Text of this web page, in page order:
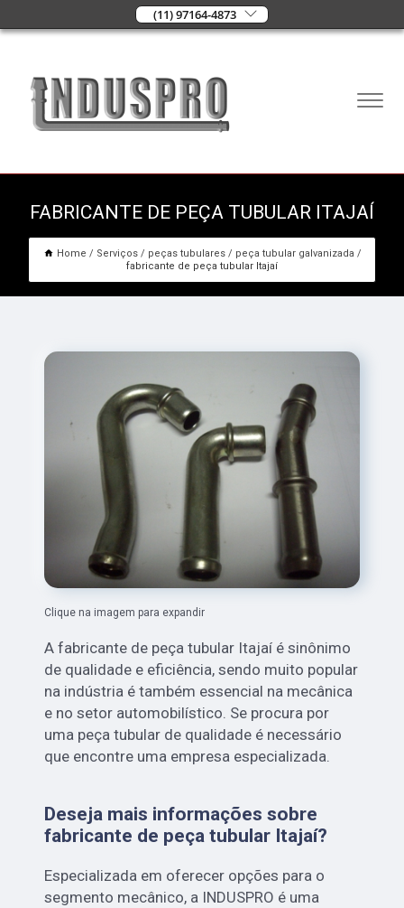
(11) 97164-4873
FABRICANTE DE PEÇA TUBULAR ITAJAÍ
Home Serviços peças tubulares
peça tubular galvanizada
fabricante de peça tubular Itajaí
Clique na imagem para expandir
A fabricante de peça tubular Itajaí é sinônimo
de qualidade e eficiência, sendo muito popular
na indústria é também essencial na mecânica
e no setor automobilístico. Se procura por
uma peça tubular de qualidade é necessário
que encontre uma empresa especializada.
Deseja mais informações sobre
fabricante de peça tubular Itajaí?
Especializada em oferecer opções para o
segmento mecânico, a INDUSPRO é uma